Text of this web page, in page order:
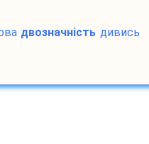
двозначність дивись